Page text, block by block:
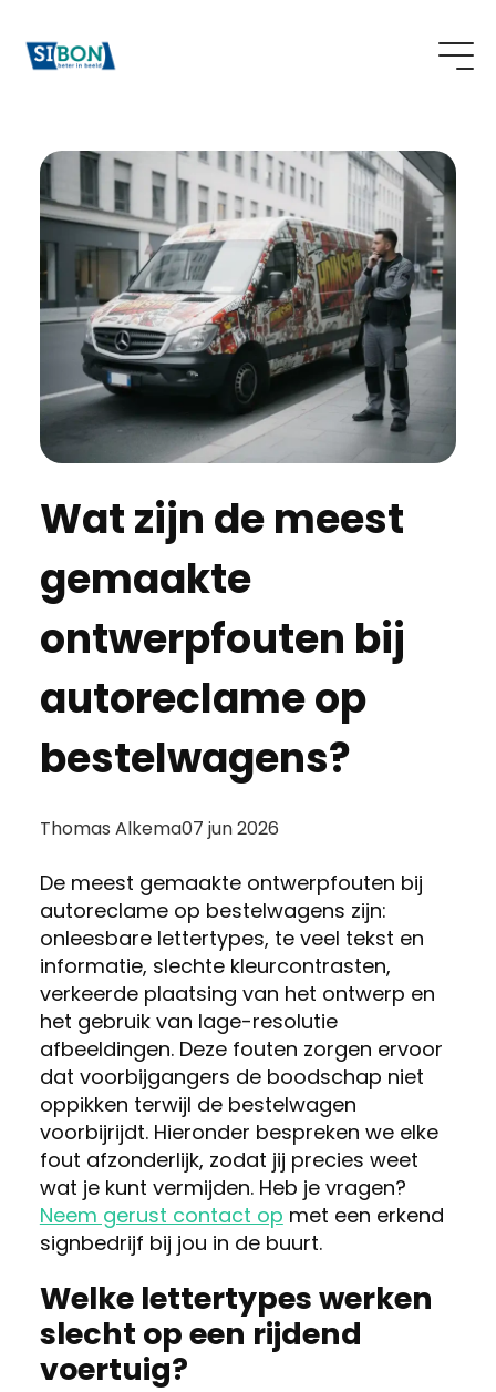
Wat zijn de meest
gemaakte
ontwerpfouten bij
autoreclame op
bestelwagens?
Posted
Thomas Alkema07 jun 2026
De meest gemaakte ontwerpfouten bij
autoreclame op bestelwagens zijn:
onleesbare lettertypes, te veel tekst en
informatie, slechte kleurcontrasten,
verkeerde plaatsing van het ontwerp en
het gebruik van lage-resolutie
afbeeldingen. Deze fouten zorgen ervoor
dat voorbijgangers de boodschap niet
oppikken terwijl de bestelwagen
voorbijrijdt. Hieronder bespreken we elke
fout afzonderlijk, zodat jij precies weet
wat je kunt vermijden. Heb je vragen?
Neem gerust contact op met een erkend
signbedrijf bij jou in de buurt.
Welke lettertypes werken
slecht op een rijdend
voertuig?